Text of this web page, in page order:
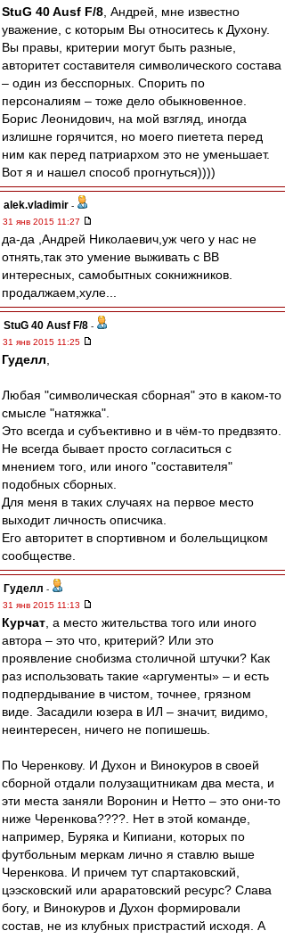
StuG 40 Ausf F/8 , Андрей, мне известно
уважение, с которым Вы относитесь к Духону.
Вы правы, критерии могут быть разные,
авторитет составителя символического состава
– один из бесспорных. Спорить по
персоналиям – тоже дело обыкновенное.
Борис Леонидович, на мой взгляд, иногда
излишне горячится, но моего пиетета перед
ним как перед патриархом это не уменьшает.
Вот я и нашел способ прогнуться))))
alek.vladimir -
31 янв 2015 11:27
да-да ,Андрей Николаевич,уж чего у нас не
отнять,так это умение выживать с ВВ
интересных, самобытных сокнижников.
продалжаем,хуле...
StuG 40 Ausf F/8 -
31 янв 2015 11:25
Гуделл
Любая "символическая сборная" это в каком-то
смысле "натяжка".
Это всегда и субъективно и в чём-то предвзято.
Не всегда бывает просто согласиться с
мнением того, или иного "составителя"
подобных сборных.
Для меня в таких случаях на первое место
выходит личность описчика.
Его авторитет в спортивном и болельщицком
сообществе.
Гуделл -
31 янв 2015 11:13
Курчат , а место жительства того или иного
автора – это что, критерий? Или это
проявление снобизма столичной штучки? Как
раз использовать такие «аргументы» – и есть
подпердывание в чистом, точнее, грязном
виде. Засадили юзера в ИЛ – значит, видимо,
неинтересен, ничего не попишешь.
По Черенкову. И Духон и Винокуров в своей
сборной отдали полузащитникам два места, и
эти места заняли Воронин и Нетто – это они-то
ниже Черенкова????. Нет в этой команде,
например, Буряка и Кипиани, которых по
футбольным меркам лично я ставлю выше
Черенкова. И причем тут спартаковский,
цээсковский или араратовский ресурс? Слава
богу, и Винокуров и Духон формировали
состав, не из клубных пристрастий исходя. А